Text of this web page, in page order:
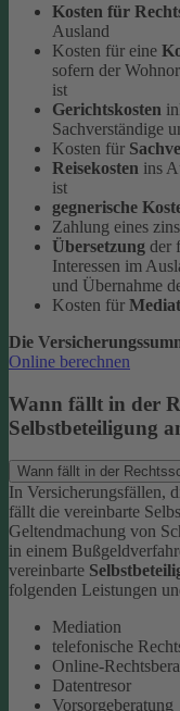
Kosten für
Ausland
Kosten für eine
sofern der
ist
Gerichtskosten
Sachverständige
Kosten für
Reisekosten ins
ist
gegnerische
Zahlung eines
Übersetzung der
Interessen im
und Übernahme
Kosten für
Die
Online berechnen
Wann fällt in der
Selbstbeteiligung
Wann fällt in der
In Versicherungsfällen,
fällt die vereinbarte
Geltendmachung von
in einem
vereinbarte
folgenden Leistungen
Mediation
telefonische
Online-
Datentresor
Vorsorgeberatung